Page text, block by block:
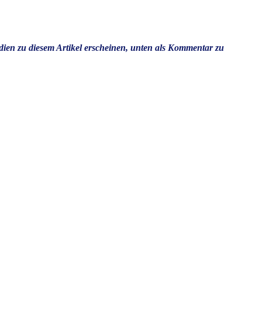
zu diesem Artikel erscheinen, unten als Kommentar zu